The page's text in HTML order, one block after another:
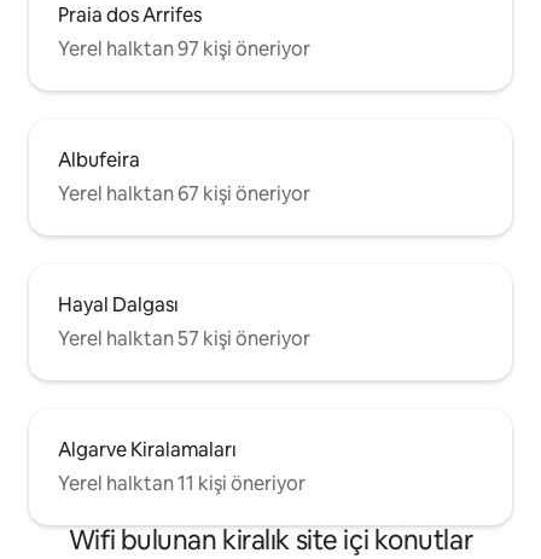
Praia dos Arrifes
Yerel halktan 97 kişi öneriyor
Albufeira
Yerel halktan 67 kişi öneriyor
Hayal Dalgası
Yerel halktan 57 kişi öneriyor
Algarve Kiralamaları
Yerel halktan 11 kişi öneriyor
Wifi bulunan kiralık site içi konutlar